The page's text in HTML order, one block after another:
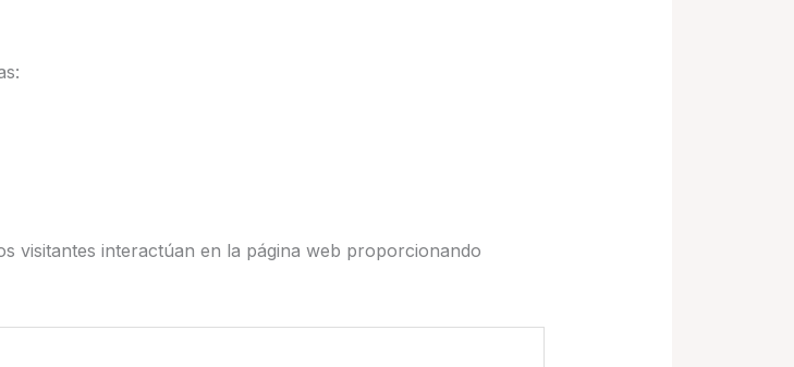
visitantes interactúan en la página web proporcionando